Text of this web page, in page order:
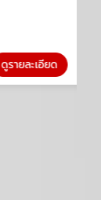
ดูรายละเอียด